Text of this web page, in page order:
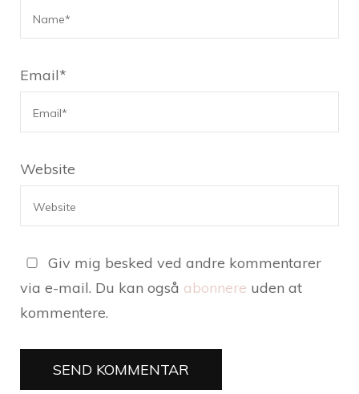
Email*
Website
Giv mig besked ved andre kommentarer
via e-mail. Du kan også abonnere uden at
kommentere.